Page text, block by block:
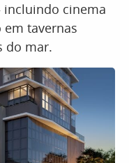
incluindo cinema
tavernas
do mar.